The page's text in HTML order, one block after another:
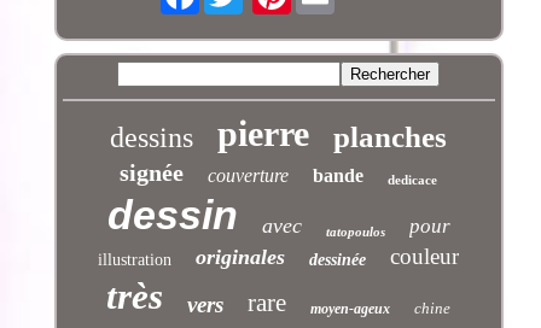
dessins pierre planches
signée couverture bande dedicace
dessin avec tatopoulos pour
illustration originales dessinée couleur
très vers rare moyen-ageux chine